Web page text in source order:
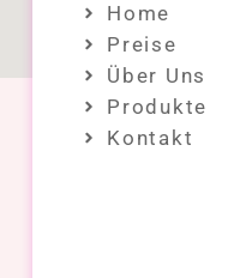
Home
Preise
Über Uns
Produkte
Kontakt